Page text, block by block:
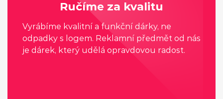
Ručíme za kvalitu
Vyrábíme kvalitní a funkční dárky, ne
odpadky s logem. Reklamní předmět od nás
je dárek, který udělá opravdovou radost.